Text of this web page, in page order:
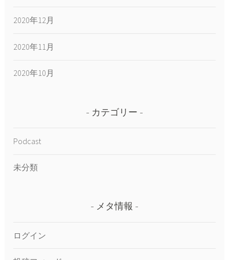
2020年12月
2020年11月
2020年10月
カテゴリー
Podcast
未分類
メタ情報
ログイン